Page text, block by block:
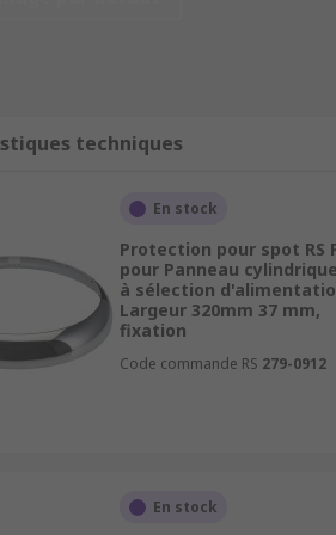
avec les spots, par exemple,
et une protection autour de
l'isolant et le dispositif
tels que les haut-parleurs.
ou en tissu, en fonction de
est nécessaire.
techniques
En stock
Protection pour spot RS
pour Panneau
à sélection
Largeur 320mm 37 mm,
fixation
Code commande RS 279-0912
En stock